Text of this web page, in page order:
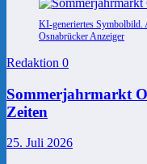
KI-generiertes Symbolbild.
Osnabrücker Anzeiger
Redaktion 0
Sommerjahrmarkt
Zeiten
25. Juli 2026